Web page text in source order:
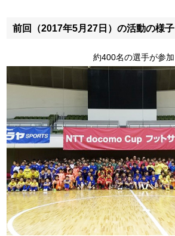
前回（2017年5月27日）の活動の様子
約400名の選手が参加